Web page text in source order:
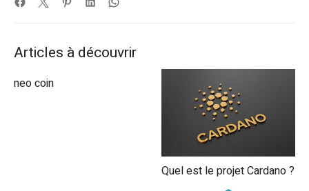
Articles à découvrir
neo coin
Quel est le projet Cardano ?